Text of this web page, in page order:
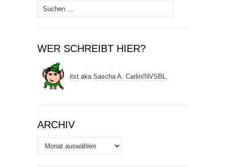
Suchen
nach:
WER SCHREIBT HIER?
itst aka Sascha A. Carlin/NVSBL.
ARCHIV
Archiv